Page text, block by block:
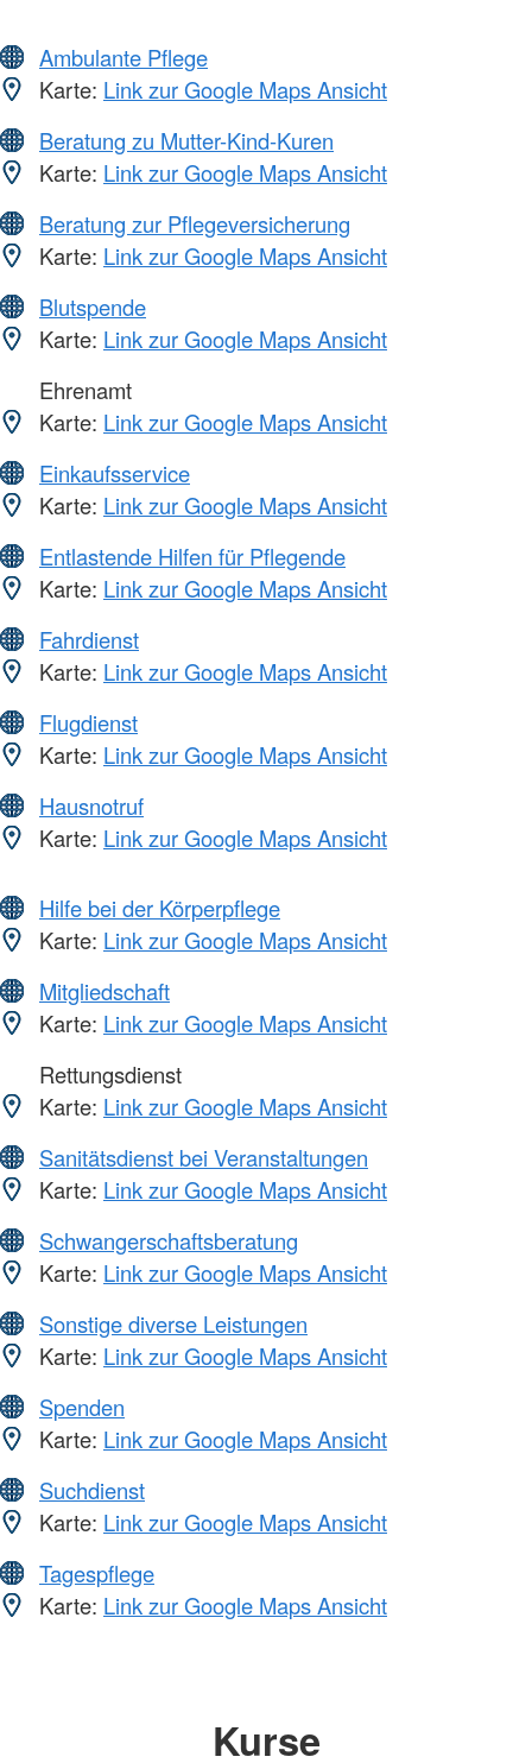
Ambulante Pflege
Karte: Link zur Google Maps Ansicht
Beratung zu Mutter-Kind-Kuren
Karte: Link zur Google Maps Ansicht
Beratung zur Pflegeversicherung
Karte: Link zur Google Maps Ansicht
Blutspende
Karte: Link zur Google Maps Ansicht
Ehrenamt
Karte: Link zur Google Maps Ansicht
Einkaufsservice
Karte: Link zur Google Maps Ansicht
Entlastende Hilfen für Pflegende
Karte: Link zur Google Maps Ansicht
Fahrdienst
Karte: Link zur Google Maps Ansicht
Flugdienst
Karte: Link zur Google Maps Ansicht
Hausnotruf
Karte: Link zur Google Maps Ansicht
Hilfe bei der Körperpflege
Karte: Link zur Google Maps Ansicht
Mitgliedschaft
Karte: Link zur Google Maps Ansicht
Rettungsdienst
Karte: Link zur Google Maps Ansicht
Sanitätsdienst bei Veranstaltungen
Karte: Link zur Google Maps Ansicht
Schwangerschaftsberatung
Karte: Link zur Google Maps Ansicht
Sonstige diverse Leistungen
Karte: Link zur Google Maps Ansicht
Spenden
Karte: Link zur Google Maps Ansicht
Suchdienst
Karte: Link zur Google Maps Ansicht
Tagespflege
Karte: Link zur Google Maps Ansicht
Kurse